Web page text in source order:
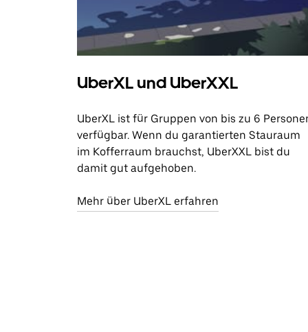
UberXL und UberXXL
UberXL ist für Gruppen von bis zu 6
verfügbar. Wenn du garantierten Stauraum
im Kofferraum brauchst, UberXXL bist du
damit gut aufgehoben.
Mehr über UberXL erfahren